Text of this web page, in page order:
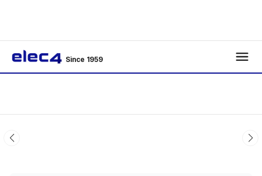
Since 1959